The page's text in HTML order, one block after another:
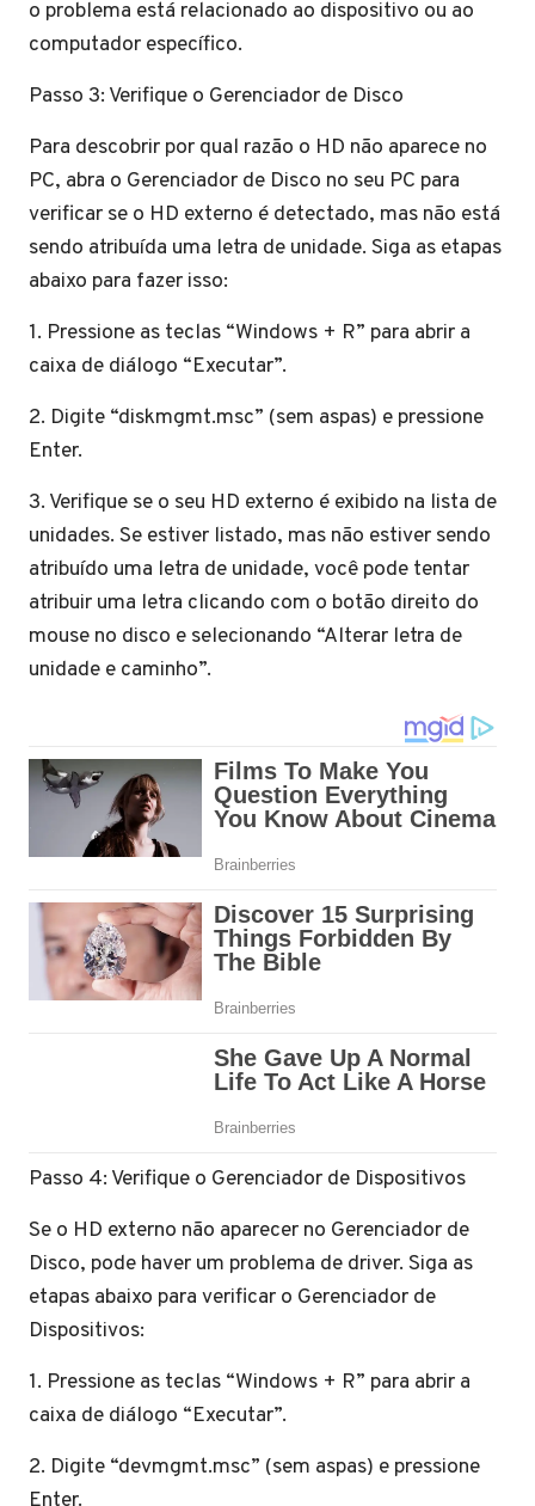
o problema está relacionado ao dispositivo ou ao
computador específico.
Passo 3: Verifique o Gerenciador de Disco
Para descobrir por qual razão o HD não aparece no
PC, abra o Gerenciador de Disco no seu PC para
verificar se o HD externo é detectado, mas não está
sendo atribuída uma letra de unidade. Siga as etapas
abaixo para fazer isso:
1. Pressione as teclas “Windows + R” para abrir a
caixa de diálogo “Executar”.
2. Digite “diskmgmt.msc” (sem aspas) e pressione
Enter.
3. Verifique se o seu HD externo é exibido na lista de
unidades. Se estiver listado, mas não estiver sendo
atribuído uma letra de unidade, você pode tentar
atribuir uma letra clicando com o botão direito do
mouse no disco e selecionando “Alterar letra de
unidade e caminho”.
Passo 4: Verifique o Gerenciador de Dispositivos
Se o HD externo não aparecer no Gerenciador de
Disco, pode haver um problema de driver. Siga as
etapas abaixo para verificar o Gerenciador de
Dispositivos:
1. Pressione as teclas “Windows + R” para abrir a
caixa de diálogo “Executar”.
2. Digite “devmgmt.msc” (sem aspas) e pressione